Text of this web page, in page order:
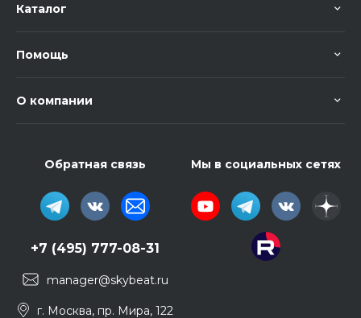
Каталог
Помощь
О компании
Обратная связь
+7 (495) 777-08-31
manager@skybeat.ru
г. Москва, пр. Мира, 122
Мы в социальных сетях